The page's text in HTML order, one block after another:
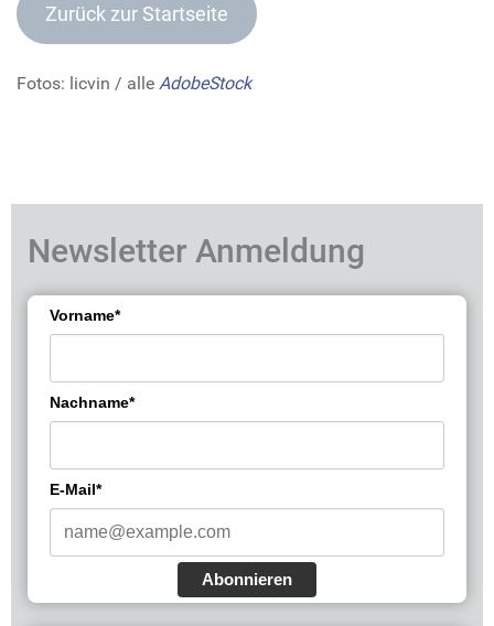
Zurück zur Startseite
Fotos: licvin / alle AdobeStock
Newsletter Anmeldung
Vorname*
Nachname*
E-Mail*
Abonnieren